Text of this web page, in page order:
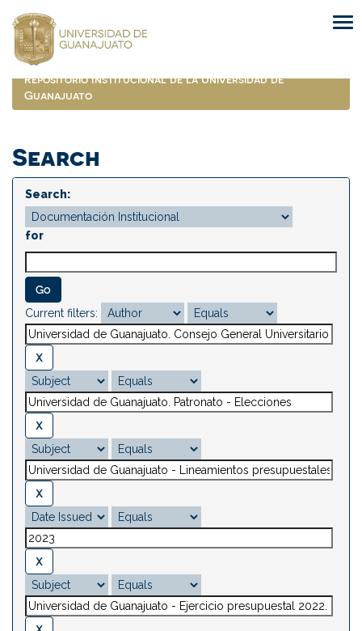
navigation
Repositorio Institucional de la Universidad de
Guanajuato
Search
Search:
for
Current filters: